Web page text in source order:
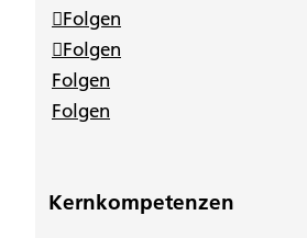
Folgen
Folgen
Folgen
Folgen
Kernkompetenzen